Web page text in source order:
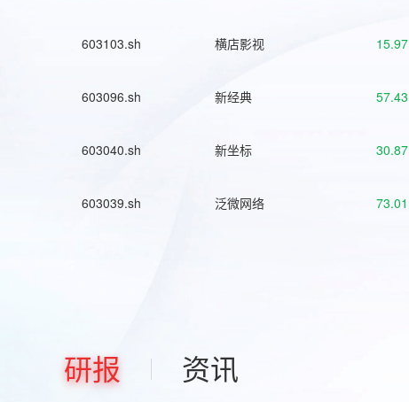
603103.sh 横店影视 15.97
603096.sh 新经典 57.43
603040.sh 新坐标 30.87
603039.sh 泛微网络 73.01
研报 资讯